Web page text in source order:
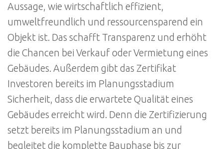
Aussage, wie wirtschaftlich effizient,
umweltfreundlich und ressourcensparend ein
Objekt ist. Das schafft Transparenz und erhöht
die Chancen bei Verkauf oder Vermietung eines
Gebäudes. Außerdem gibt das Zertifikat
Investoren bereits im Planungsstadium
Sicherheit, dass die erwartete Qualität eines
Gebäudes erreicht wird. Denn die Zertifizierung
setzt bereits im Planungsstadium an und
begleitet die komplette Bauphase bis zur